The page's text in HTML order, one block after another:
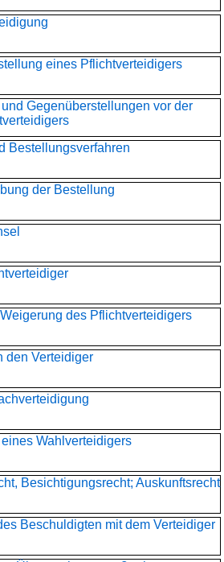
eines Pflichtverteidigers
Gegenüberstellungen vor der
Bestellungsverfahren
der Bestellung
des Pflichtverteidigers
den Verteidiger
Wahlverteidigers
Besichtigungsrecht; Auskunftsrecht
Beschuldigten mit dem Verteidiger